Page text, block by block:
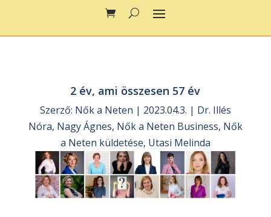
2 év, ami összesen 57 év
Szerző: Nők a Neten | 2023.04.3. | Dr. Illés
Nóra, Nagy Ágnes, Nők a Neten Business, Nők
a Neten küldetése, Utasi Melinda